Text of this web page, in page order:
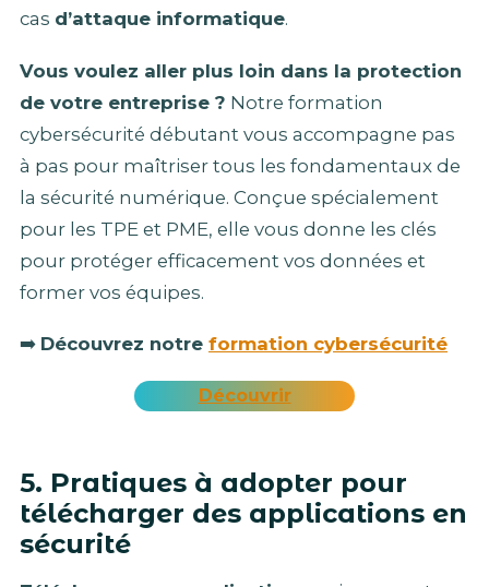
cas d’attaque informatique.
Vous voulez aller plus loin dans la protection
de votre entreprise ? Notre formation
cybersécurité débutant vous accompagne pas
à pas pour maîtriser tous les fondamentaux de
la sécurité numérique. Conçue spécialement
pour les TPE et PME, elle vous donne les clés
pour protéger efficacement vos données et
former vos équipes.
➡️ Découvrez notre formation cybersécurité
Découvrir
5. Pratiques à adopter pour
télécharger des applications en
sécurité